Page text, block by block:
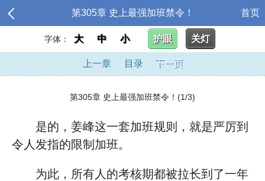
第305章 史上最强加班禁令！ 首页
字体： 大 中 小 护眼 关灯
上一章 目录 下一页
第305章 史上最强加班禁令！(1/3)
是的，姜峰这一套加班规则，就是严厉到
令人发指的限制加班。
为此，所有人的考核期都被拉长到了一年